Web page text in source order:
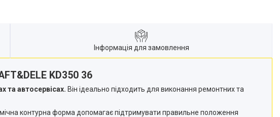
Інформація для замовлення
KD350 36
та автосервісах. Він ідеально підходить для виконання ремонтних та
контурна форма допомагає підтримувати правильне положення